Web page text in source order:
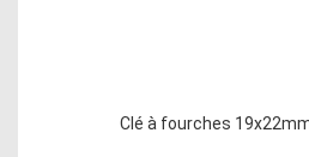
Clé à fourches